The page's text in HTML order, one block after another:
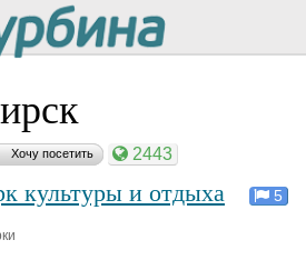
Хочу посетить 2443
культуры и отдыха 5